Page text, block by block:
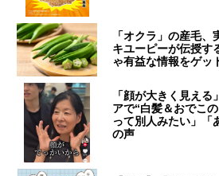
「オクラ」の産毛
キユーピーが伝授す
ゃ有益な情報をゲッ
「顔が大きく見え
アで“白髪＆おでこ
って別人みたい」「
の声